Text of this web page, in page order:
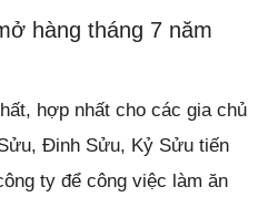
hàng tháng 7 năm
hợp nhất cho các gia chủ
Đinh Sửu, Kỷ Sửu tiến
ty để công việc làm ăn